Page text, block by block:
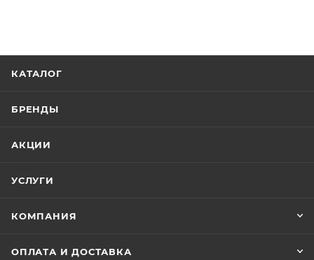
КАТАЛОГ
БРЕНДЫ
АКЦИИ
УСЛУГИ
КОМПАНИЯ
ОПЛАТА И ДОСТАВКА